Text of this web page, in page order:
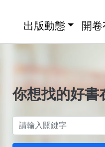
出版動態 開
你想找的好書